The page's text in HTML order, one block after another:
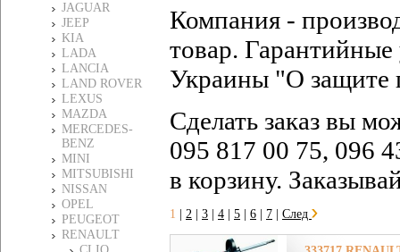
JAGUAR
JEEP
KIA
LADA
LANCIA
LAND ROVER
LEXUS
MAZDA
MERCEDES-
BENZ
MINI
MITSUBISHI
NISSAN
OPEL
PEUGEOT
RENAULT
Компания -
товар. Гарантийные
Украины "О защите
Сделать заказ вы
095 817 00 75, 096
в корзину.
1 2 3 4 5 6 7 След